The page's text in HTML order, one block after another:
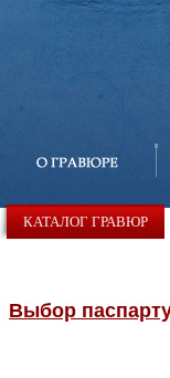
КАТАЛОГ ГРАВЮР
Выбор